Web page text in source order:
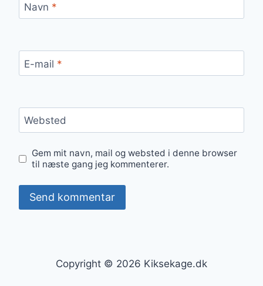
Navn *
E-mail *
Websted
Gem mit navn, mail og websted i denne browser
til næste gang jeg kommenterer.
Copyright © 2026 Kiksekage.dk